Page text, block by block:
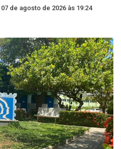
07 de agosto de 2026 às 19:24